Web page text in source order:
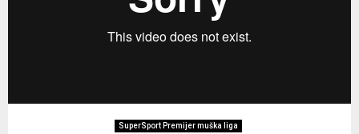
SuperSport Premijer muška liga